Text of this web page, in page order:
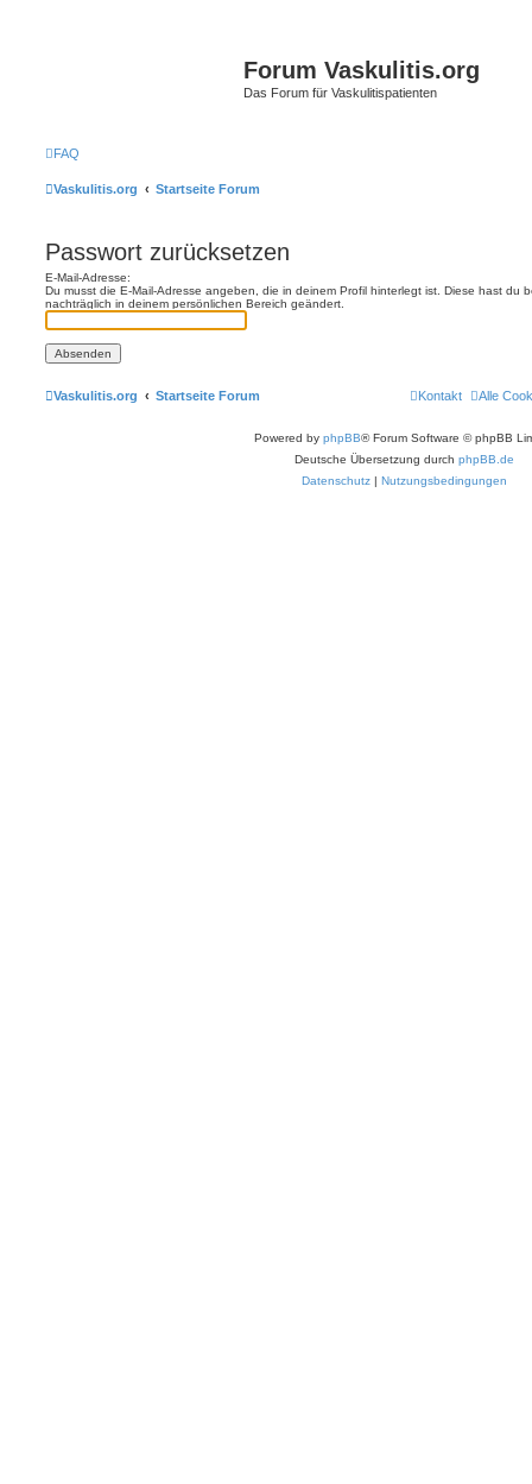
Forum Vaskulitis.org
Das Forum für Vaskulitispatienten
FAQ
Vaskulitis.org Startseite Forum
Passwort zurücksetzen
E-Mail-Adresse:
Du musst die E-Mail-Adresse angeben, die in deinem Profil hinterlegt ist. Diese hast du
nachträglich in deinem persönlichen Bereich geändert.
Vaskulitis.org Startseite Forum Alle
Kontakt
Powered by phpBB® Forum Software © phpBB
Deutsche Übersetzung durch phpBB.de
Datenschutz | Nutzungsbedingungen